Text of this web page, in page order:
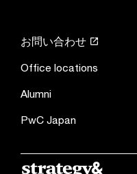
お問い合わせ
Office locations
Alumni
PwC Japan